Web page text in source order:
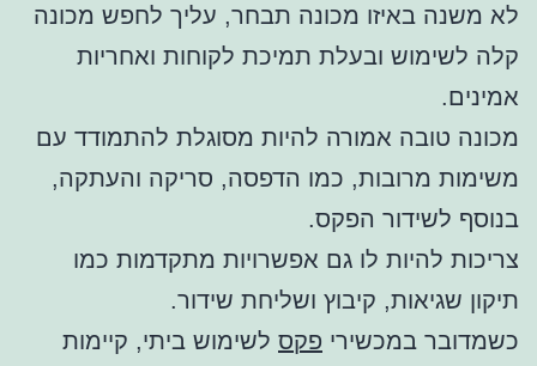
לא משנה באיזו מכונה תבחר, עליך לחפש מכונה
קלה לשימוש ובעלת תמיכת לקוחות ואחריות
אמינים.
מכונה טובה אמורה להיות מסוגלת להתמודד עם
משימות מרובות, כמו הדפסה, סריקה והעתקה,
בנוסף לשידור הפקס.
צריכות להיות לו גם אפשרויות מתקדמות כמו
תיקון שגיאות, קיבוץ ושליחת שידור.
כשמדובר במכשירי פקס לשימוש ביתי, קיימות